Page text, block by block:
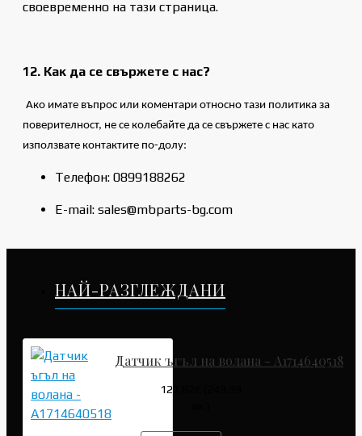
своевременно на тази страница.
12. Как да се свържете с нас?
Ако имате въпрос или коментари относно тази политика за
поверителност, не се колебайте да се свържете с нас като
използвате контактите по-долу:
Телефон: 0899188262
E-mail: sales@mbparts-bg.com
НАЙ-РАЗГЛЕЖДАНИ
Датчик ъгъл на волана - A1714640518
127.82€ (249.99